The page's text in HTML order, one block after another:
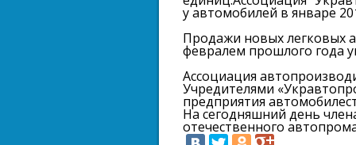
у автомобилей в январе
Продажи новых легковых
февралем прошлого года
Ассоциация
Учредителями
предприятия
На сегодняшний день
отечественного